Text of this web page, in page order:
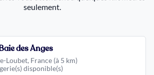
seulement.
des Anges
Loubet, France (à 5 km)
disponible(s)